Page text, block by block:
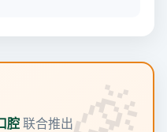
腔 联合推出